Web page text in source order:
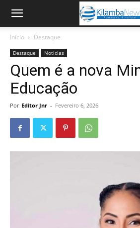
Início Destaque
Destaque Noticias
Quem é a nova
Educação
Por Editor Jnr - Fevereiro 6, 2026